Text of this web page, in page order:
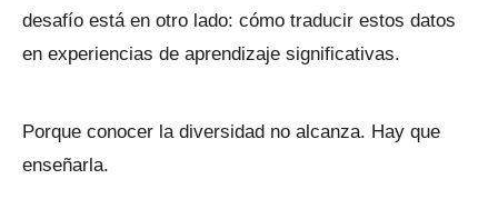
desafío está en otro lado: cómo traducir estos datos
en experiencias de aprendizaje significativas.
Porque conocer la diversidad no alcanza. Hay que
enseñarla.